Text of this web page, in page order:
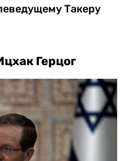
Такеру
Герцог